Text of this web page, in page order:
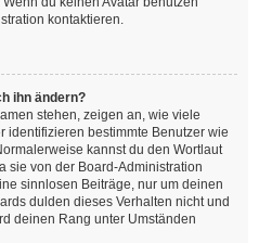
kontaktieren.
ihn ändern?
stehen, zeigen an, wie viele
identifizieren bestimmte Benutzer wie
kannst du den Wortlaut
sie von der Board-Administration
sinnlosen Beiträge, nur um deinen
dulden dieses Verhalten nicht und
deinen Rang unter Umständen